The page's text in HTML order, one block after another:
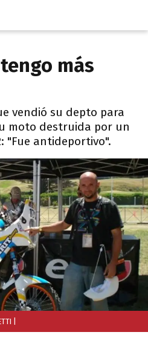
más
vendió su depto para
moto destruida por un
"Fue antideportivo".